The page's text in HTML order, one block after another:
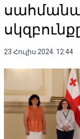
23 Հուլիս 2024. 12:44